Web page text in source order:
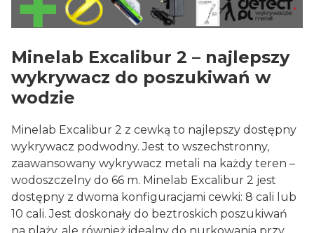
Minelab Excalibur 2 – najlepszy
wykrywacz do poszukiwań w
wodzie
Minelab Excalibur 2 z cewką to najlepszy dostępny
wykrywacz podwodny. Jest to wszechstronny,
zaawansowany wykrywacz metali na każdy teren –
wodoszczelny do 66 m. Minelab Excalibur 2 jest
dostępny z dwoma konfiguracjami cewki: 8 cali lub
10 cali. Jest doskonały do beztroskich poszukiwań